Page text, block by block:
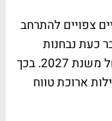
צפויים להתרחב
כעת נבחנות
אפשרויות להרחבה לשווקים נוספים החל משנת 2027. בכך
ארוכת טווח